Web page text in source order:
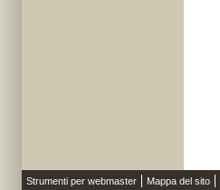
Strumenti per webmaster Mappa del sito